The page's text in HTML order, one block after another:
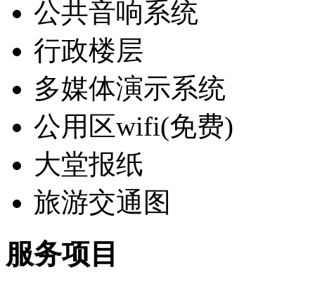
公共音响系统
行政楼层
多媒体演示系统
公用区wifi(免费)
大堂报纸
旅游交通图
服务项目